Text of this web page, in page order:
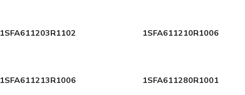
1SFA611203R1102 1SFA611210R1006
1SFA611213R1006 1SFA611280R1001